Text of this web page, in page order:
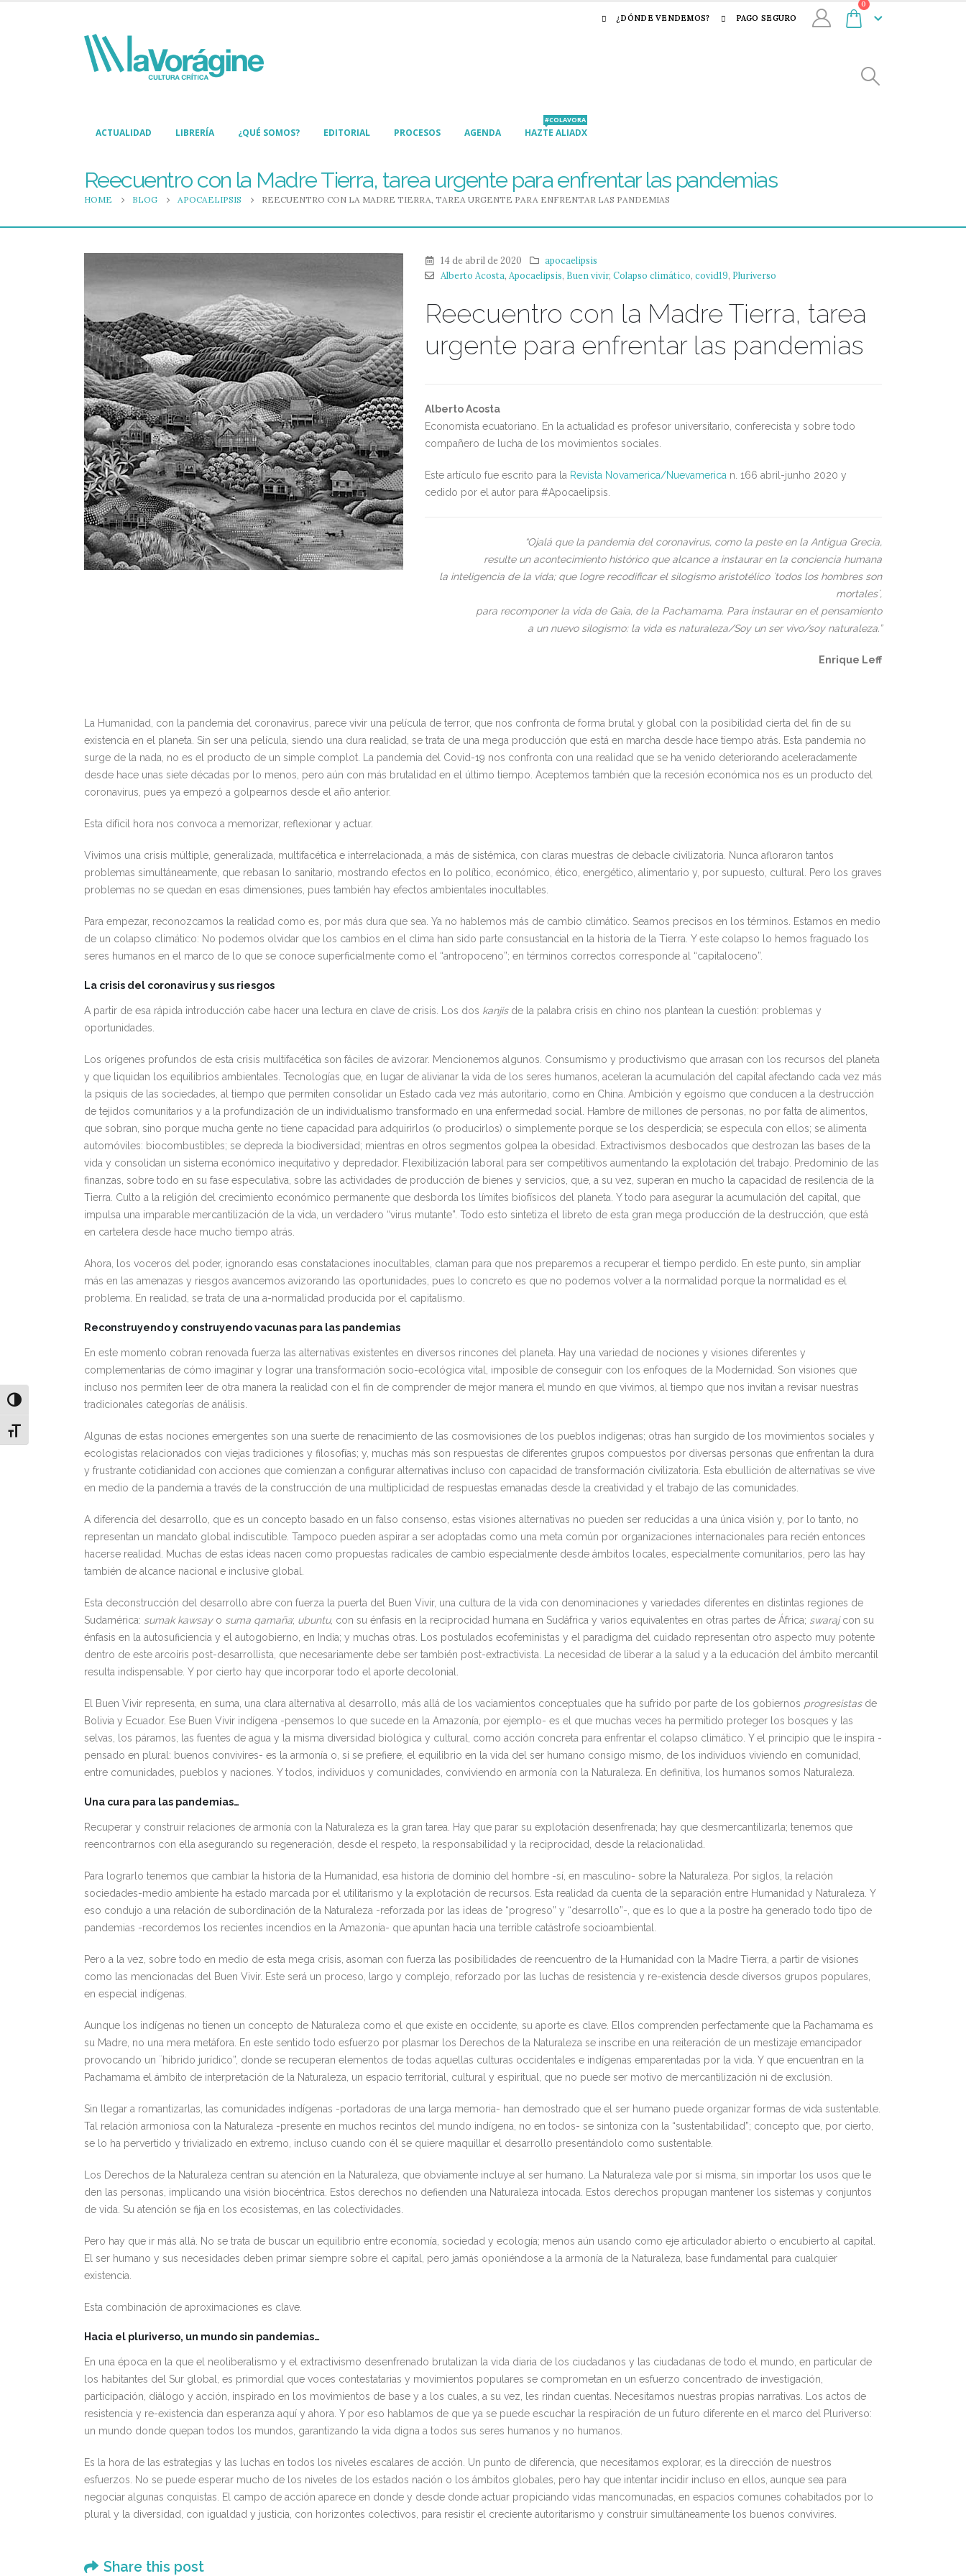
Alternar alto contraste
Alternar tamaño de letra
¿DÓNDE VENDEMOS? PAGO SEGURO
0
ACTUALIDAD LIBRERÍA ¿QUÉ SOMOS? EDITORIAL PROCESOS AGENDA HAZTE ALIADX
#COLAVORA
Reecuentro con la Madre Tierra, tarea urgente para enfrentar las pandemias
HOME BLOG APOCAELIPSIS REECUENTRO CON LA MADRE TIERRA, TAREA URGENTE PARA ENFRENTAR LAS PANDEMIAS
14 de abril de 2020
apocaelipsis
Alberto Acosta, Apocaelipsis, Buen vivir, Colapso climático, covid19, Pluriverso
Reecuentro con la Madre Tierra, tarea
urgente para enfrentar las pandemias
Alberto Acosta
Economista ecuatoriano. En la actualidad es profesor universitario, conferecista y sobre todo
compañero de lucha de los movimientos sociales.
Este artículo fue escrito para la Revista Novamerica/Nuevamerica n. 166 abril-junho 2020 y
cedido por el autor para #Apocaelipsis.
“Ojalá que la pandemia del coronavirus, como la peste en la Antigua Grecia,
resulte un acontecimiento histórico que alcance a instaurar en la conciencia humana
la inteligencia de la vida; que logre recodificar el silogismo aristotélico ´todos los hombres son
mortales´,
para recomponer la vida de Gaia, de la Pachamama. Para instaurar en el pensamiento
a un nuevo silogismo: la vida es naturaleza/Soy un ser vivo/soy naturaleza.”
Enrique Leff
La Humanidad, con la pandemia del coronavirus, parece vivir una película de terror, que nos confronta de forma brutal y global con la posibilidad cierta del fin de su
existencia en el planeta. Sin ser una película, siendo una dura realidad, se trata de una mega producción que está en marcha desde hace tiempo atrás. Esta pandemia no
surge de la nada, no es el producto de un simple complot. La pandemia del Covid-19 nos confronta con una realidad que se ha venido deteriorando aceleradamente
desde hace unas siete décadas por lo menos, pero aún con más brutalidad en el último tiempo. Aceptemos también que la recesión económica nos es un producto del
coronavirus, pues ya empezó a golpearnos desde el año anterior.
Esta difícil hora nos convoca a memorizar, reflexionar y actuar.
Vivimos una crisis múltiple, generalizada, multifacética e interrelacionada, a más de sistémica, con claras muestras de debacle civilizatoria. Nunca afloraron tantos
problemas simultáneamente, que rebasan lo sanitario, mostrando efectos en lo político, económico, ético, energético, alimentario y, por supuesto, cultural. Pero los graves
problemas no se quedan en esas dimensiones, pues también hay efectos ambientales inocultables.
Para empezar, reconozcamos la realidad como es, por más dura que sea. Ya no hablemos más de cambio climático. Seamos precisos en los términos. Estamos en medio
de un colapso climático: No podemos olvidar que los cambios en el clima han sido parte consustancial en la historia de la Tierra. Y este colapso lo hemos fraguado los
seres humanos en el marco de lo que se conoce superficialmente como el “antropoceno”; en términos correctos corresponde al “capitaloceno”.
La crisis del coronavirus y sus riesgos
A partir de esa rápida introducción cabe hacer una lectura en clave de crisis. Los dos kanjisde la palabra crisis en chino nos plantean la cuestión: problemas y
oportunidades.
Los orígenes profundos de esta crisis multifacética son fáciles de avizorar. Mencionemos algunos. Consumismo y productivismo que arrasan con los recursos del planeta
y que liquidan los equilibrios ambientales. Tecnologías que, en lugar de alivianar la vida de los seres humanos, aceleran la acumulación del capital afectando cada vez más
la psiquis de las sociedades, al tiempo que permiten consolidar un Estado cada vez más autoritario, como en China. Ambición y egoísmo que conducen a la destrucción
de tejidos comunitarios y a la profundización de un individualismo transformado en una enfermedad social. Hambre de millones de personas, no por falta de alimentos,
que sobran, sino porque mucha gente no tiene capacidad para adquirirlos (o producirlos) o simplemente porque se los desperdicia; se especula con ellos; se alimenta
automóviles: biocombustibles; se depreda la biodiversidad; mientras en otros segmentos golpea la obesidad. Extractivismos desbocados que destrozan las bases de la
vida y consolidan un sistema económico inequitativo y depredador. Flexibilización laboral para ser competitivos aumentando la explotación del trabajo. Predominio de las
finanzas, sobre todo en su fase especulativa, sobre las actividades de producción de bienes y servicios, que, a su vez, superan en mucho la capacidad de resilencia de la
Tierra. Culto a la religión del crecimiento económico permanente que desborda los límites biofísicos del planeta. Y todo para asegurar la acumulación del capital, que
impulsa una imparable mercantilización de la vida, un verdadero “virus mutante”. Todo esto sintetiza el libreto de esta gran mega producción de la destrucción, que está
en cartelera desde hace mucho tiempo atrás.
Ahora, los voceros del poder, ignorando esas constataciones inocultables, claman para que nos preparemos a recuperar el tiempo perdido. En este punto, sin ampliar
más en las amenazas y riesgos avancemos avizorando las oportunidades, pues lo concreto es que no podemos volver a la normalidad porque la normalidad es el
problema. En realidad, se trata de una a-normalidad producida por el capitalismo.
Reconstruyendo y construyendo vacunas para las pandemias
En este momento cobran renovada fuerza las alternativas existentes en diversos rincones del planeta. Hay una variedad de nociones y visiones diferentes y
complementarias de cómo imaginar y lograr una transformación socio-ecológica vital, imposible de conseguir con los enfoques de la Modernidad. Son visiones que
incluso nos permiten leer de otra manera la realidad con el fin de comprender de mejor manera el mundo en que vivimos, al tiempo que nos invitan a revisar nuestras
tradicionales categorías de análisis.
Algunas de estas nociones emergentes son una suerte de renacimiento de las cosmovisiones de los pueblos indígenas; otras han surgido de los movimientos sociales y
ecologistas relacionados con viejas tradiciones y filosofías; y, muchas más son respuestas de diferentes grupos compuestos por diversas personas que enfrentan la dura
y frustrante cotidianidad con acciones que comienzan a configurar alternativas incluso con capacidad de transformación civilizatoria. Esta ebullición de alternativas se vive
en medio de la pandemia a través de la construcción de una multiplicidad de respuestas emanadas desde la creatividad y el trabajo de las comunidades.
A diferencia del desarrollo, que es un concepto basado en un falso consenso, estas visiones alternativas no pueden ser reducidas a una única visión y, por lo tanto, no
representan un mandato global indiscutible. Tampoco pueden aspirar a ser adoptadas como una meta común por organizaciones internacionales para recién entonces
hacerse realidad. Muchas de estas ideas nacen como propuestas radicales de cambio especialmente desde ámbitos locales, especialmente comunitarios, pero las hay
también de alcance nacional e inclusive global.
Esta deconstrucción del desarrollo abre con fuerza la puerta del Buen Vivir, una cultura de la vida con denominaciones y variedades diferentes en distintas regiones de
Sudamérica: sumak kawsayo suma qamaña; ubuntu, con su énfasis en la reciprocidad humana en Sudáfrica y varios equivalentes en otras partes de África; swarajcon su
énfasis en la autosuficiencia y el autogobierno, en India; y muchas otras. Los postulados ecofeministas y el paradigma del cuidado representan otro aspecto muy potente
dentro de este arcoíris post-desarrollista, que necesariamente debe ser también post-extractivista. La necesidad de liberar a la salud y a la educación del ámbito mercantil
resulta indispensable. Y por cierto hay que incorporar todo el aporte decolonial.
El Buen Vivir representa, en suma, una clara alternativa al desarrollo, más allá de los vaciamientos conceptuales que ha sufrido por parte de los gobiernos progresistasde
Bolivia y Ecuador. Ese Buen Vivir indígena -pensemos lo que sucede en la Amazonía, por ejemplo- es el que muchas veces ha permitido proteger los bosques y las
selvas, los páramos, las fuentes de agua y la misma diversidad biológica y cultural, como acción concreta para enfrentar el colapso climático. Y el principio que le inspira -
pensado en plural: buenos convivires- es la armonía o, si se prefiere, el equilibrio en la vida del ser humano consigo mismo, de los individuos viviendo en comunidad,
entre comunidades, pueblos y naciones. Y todos, individuos y comunidades, conviviendo en armonía con la Naturaleza. En definitiva, los humanos somos Naturaleza.
Una cura para las pandemias…
Recuperar y construir relaciones de armonía con la Naturaleza es la gran tarea. Hay que parar su explotación desenfrenada; hay que desmercantilizarla; tenemos que
reencontrarnos con ella asegurando su regeneración, desde el respeto, la responsabilidad y la reciprocidad, desde la relacionalidad.
Para lograrlo tenemos que cambiar la historia de la Humanidad, esa historia de dominio del hombre -sí, en masculino- sobre la Naturaleza. Por siglos, la relación
sociedades-medio ambiente ha estado marcada por el utilitarismo y la explotación de recursos. Esta realidad da cuenta de la separación entre Humanidad y Naturaleza. Y
eso condujo a una relación de subordinación de la Naturaleza -reforzada por las ideas de “progreso” y “desarrollo”-, que es lo que a la postre ha generado todo tipo de
pandemias -recordemos los recientes incendios en la Amazonía- que apuntan hacia una terrible catástrofe socioambiental.
Pero a la vez, sobre todo en medio de esta mega crisis, asoman con fuerza las posibilidades de reencuentro de la Humanidad con la Madre Tierra, a partir de visiones
como las mencionadas del Buen Vivir. Este será un proceso, largo y complejo, reforzado por las luchas de resistencia y re-existencia desde diversos grupos populares,
en especial indígenas.
Aunque los indígenas no tienen un concepto de Naturaleza como el que existe en occidente, su aporte es clave. Ellos comprenden perfectamente que la Pachamama es
su Madre, no una mera metáfora. En este sentido todo esfuerzo por plasmar los Derechos de la Naturaleza se inscribe en una reiteración de un mestizaje emancipador
provocando un ¨híbrido jurídico”, donde se recuperan elementos de todas aquellas culturas occidentales e indígenas emparentadas por la vida. Y que encuentran en la
Pachamama el ámbito de interpretación de la Naturaleza, un espacio territorial, cultural y espiritual, que no puede ser motivo de mercantilización ni de exclusión.
Sin llegar a romantizarlas, las comunidades indígenas -portadoras de una larga memoria- han demostrado que el ser humano puede organizar formas de vida sustentable.
Tal relación armoniosa con la Naturaleza -presente en muchos recintos del mundo indígena, no en todos- se sintoniza con la “sustentabilidad”; concepto que, por cierto,
se lo ha pervertido y trivializado en extremo, incluso cuando con él se quiere maquillar el desarrollo presentándolo como sustentable.
Los Derechos de la Naturaleza centran su atención en la Naturaleza, que obviamente incluye al ser humano. La Naturaleza vale por sí misma, sin importar los usos que le
den las personas, implicando una visión biocéntrica. Estos derechos no defienden una Naturaleza intocada. Estos derechos propugan mantener los sistemas y conjuntos
de vida. Su atención se fija en los ecosistemas, en las colectividades.
Pero hay que ir más allá. No se trata de buscar un equilibrio entre economía, sociedad y ecología; menos aún usando como eje articulador abierto o encubierto al capital.
El ser humano y sus necesidades deben primar siempre sobre el capital, pero jamás oponiéndose a la armonía de la Naturaleza, base fundamental para cualquier
existencia.
Esta combinación de aproximaciones es clave.
Hacia el pluriverso, un mundo sin pandemias…
En una época en la que el neoliberalismo y el extractivismo desenfrenado brutalizan la vida diaria de los ciudadanos y las ciudadanas de todo el mundo, en particular de
los habitantes del Sur global, es primordial que voces contestatarias y movimientos populares se comprometan en un esfuerzo concentrado de investigación,
participación, diálogo y acción, inspirado en los movimientos de base y a los cuales, a su vez, les rindan cuentas. Necesitamos nuestras propias narrativas. Los actos de
resistencia y re-existencia dan esperanza aquí y ahora. Y por eso hablamos de que ya se puede escuchar la respiración de un futuro diferente en el marco del Pluriverso:
un mundo donde quepan todos los mundos, garantizando la vida digna a todos sus seres humanos y no humanos.
Es la hora de las estrategias y las luchas en todos los niveles escalares de acción. Un punto de diferencia, que necesitamos explorar, es la dirección de nuestros
esfuerzos. No se puede esperar mucho de los niveles de los estados nación o los ámbitos globales, pero hay que intentar incidir incluso en ellos, aunque sea para
negociar algunas conquistas. El campo de acción aparece en donde y desde donde actuar propiciando vidas mancomunadas, en espacios comunes cohabitados por lo
plural y la diversidad, con igualdad y justicia, con horizontes colectivos, para resistir el creciente autoritarismo y construir simultáneamente los buenos convivires.
Share this post